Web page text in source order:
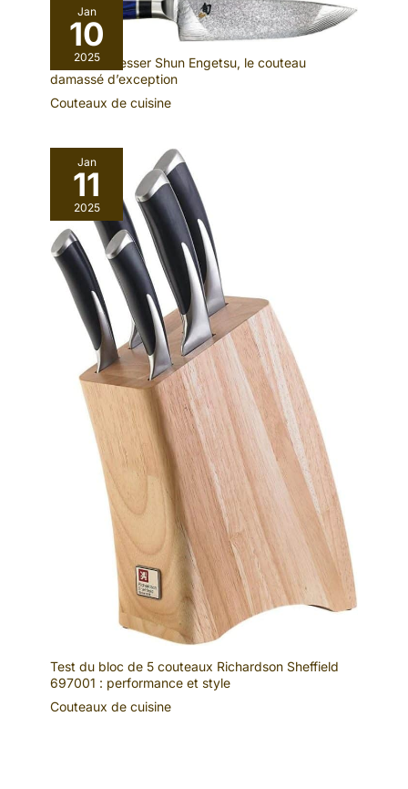
Jan
10
2025
Test : kai Messer Shun Engetsu, le couteau
damassé d’exception
Couteaux de cuisine
Jan
11
2025
Test du bloc de 5 couteaux Richardson Sheffield
697001 : performance et style
Couteaux de cuisine